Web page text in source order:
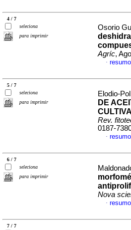
4 / 7
seleciona
para imprimir
Osorio
Agríc,
·
5 / 7
seleciona
para imprimir
Elodio-
DE
Rev.
0187-
·
6 / 7
seleciona
para imprimir
Nova
·
7 / 7